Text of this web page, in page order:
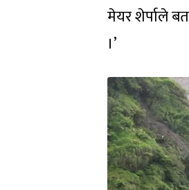
मेयर शेर्पाले
।’